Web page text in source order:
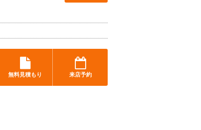
無料見積もり 来店予約